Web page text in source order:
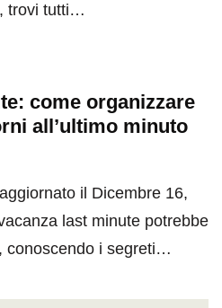
trovi tutti…
come organizzare
all’ultimo minuto
il Dicembre 16,
last minute potrebbe
conoscendo i segreti…